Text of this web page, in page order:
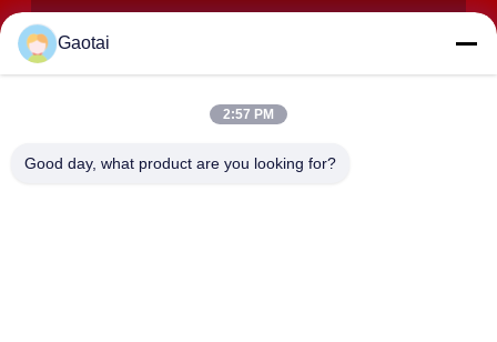
Gaotai
2:57 PM
Good day, what product are you looking for?